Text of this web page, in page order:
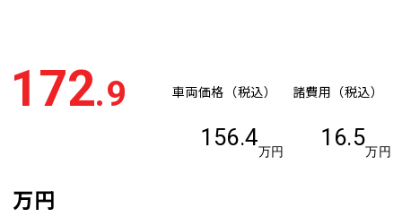
172.9
万円
車両価格（税込）
156.4
万円
諸費用（税込）
16.5
万円